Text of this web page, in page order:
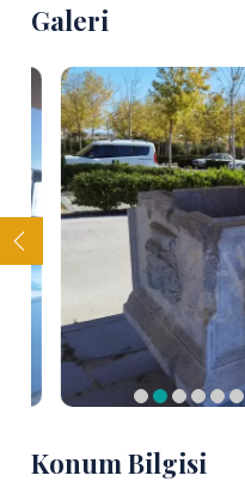
Galeri
Konum Bilgisi